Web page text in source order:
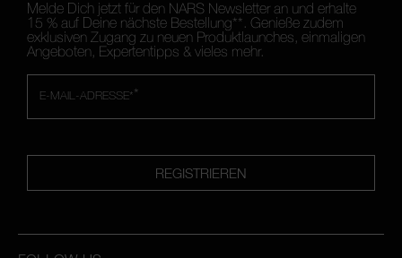
Melde Dich jetzt für den NARS Newsletter an und erhalte
15 % auf Deine nächste Bestellung**. Genieße zudem
exklusiven Zugang zu neuen Produktlaunches, einmaligen
Angeboten, Expertentipps & vieles mehr.
*
E-MAIL-ADRESSE*
REGISTRIEREN